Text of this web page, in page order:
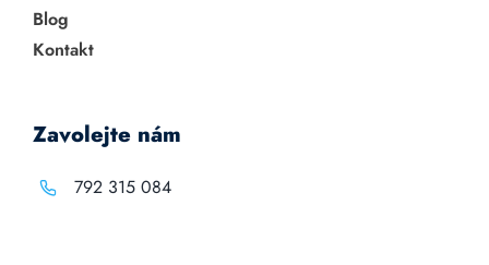
Blog
Kontakt
Zavolejte nám
792 315 084